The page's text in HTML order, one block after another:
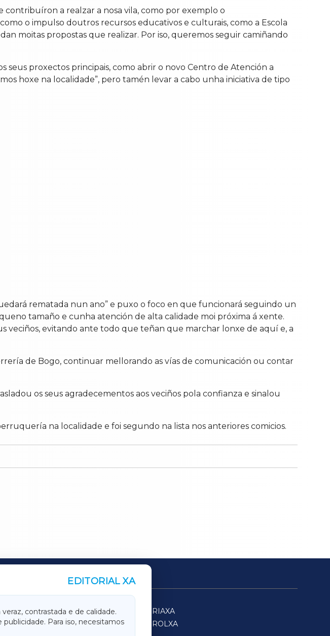
a realzar a nosa vila, como por exemplo o
o impulso doutros recursos educativos e culturais, como a Escola
moitas propostas que realizar. Por iso, queremos seguir camiñando
seus proxectos principais, como abrir o novo Centro de Atención a
hoxe na localidade”, pero tamén levar a cabo unha iniciativa de tipo
rematada nun ano” e puxo o foco en que funcionará seguindo un
tamaño e cunha atención de alta calidade moi próxima á xente.
veciños, evitando ante todo que teñan que marchar lonxe de aquí e, a
de Bogo, continuar mellorando as vías de comunicación ou contar
os seus agradecementos aos veciños pola confianza e sinalou
na localidade e foi segundo na lista nos anteriores comicios.
EDITORIAL XA
contrastada e de calidade.
Para iso, necesitamos
SARRIAXA
FERROLXA